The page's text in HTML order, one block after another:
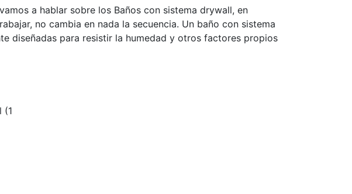
a hablar sobre los Baños con sistema drywall, en
no cambia en nada la secuencia. Un baño con sistema
diseñadas para resistir la humedad y otros factores propios